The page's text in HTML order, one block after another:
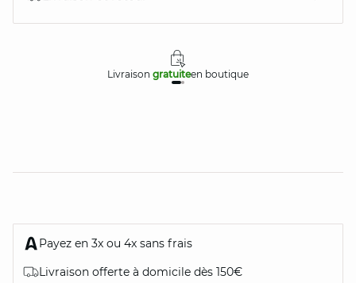
Livraison gratuiteen boutique
Payez en 3x ou 4x sans frais
Livraison offerte à domicile dès 150€